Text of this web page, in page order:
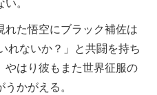
。
た悟空にブラック補佐は
れないか？」と共闘を持ち
やはり彼もまた世界征服の
かがえる。